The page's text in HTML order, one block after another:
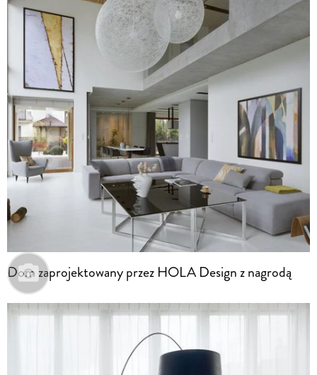
Dom zaprojektowany przez HOLA Design z nagrodą